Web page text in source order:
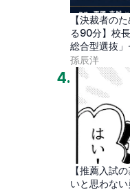
【決裁者の
る90分】校
総合型選抜
孫辰洋
4.
【推薦入試
いと思わな